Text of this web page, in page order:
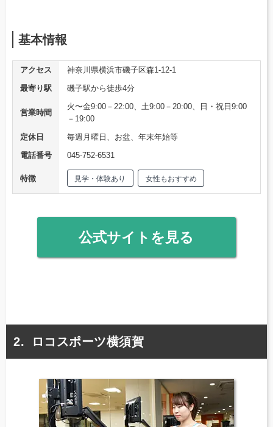
基本情報
アクセス
神奈川県横浜市磯子区森1-12-1
最寄り駅
磯子駅から徒歩4分
営業時間
火〜金9:00－22:00、土9:00－20:00、日・祝日9:00
－19:00
定休日
毎週月曜日、お盆、年末年始等
電話番号
045-752-6531
特徴 見学・体験あり 女性もおすすめ
公式サイトを見る
ロコスポーツ横須賀